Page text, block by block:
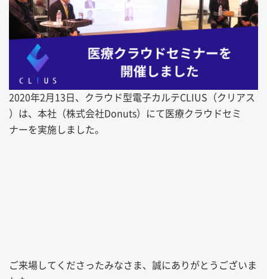
2020年2月13日、クラウド型電子カルテCLIUS（クリアス
）は、本社（株式会社Donuts）にて医療クラウドセミ
ナーを実施しました。
ご来場してくださったみなさま、誠にありがとうございま